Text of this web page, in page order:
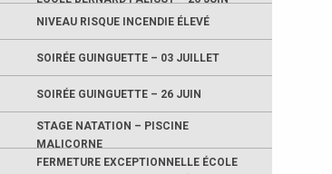
NIVEAU RISQUE INCENDIE ÉLEVÉ
SOIRÉE GUINGUETTE – 03 JUILLET
SOIRÉE GUINGUETTE – 26 JUIN
STAGE NATATION – PISCINE
MALICORNE
FERMETURE EXCEPTIONNELLE ÉCOLE